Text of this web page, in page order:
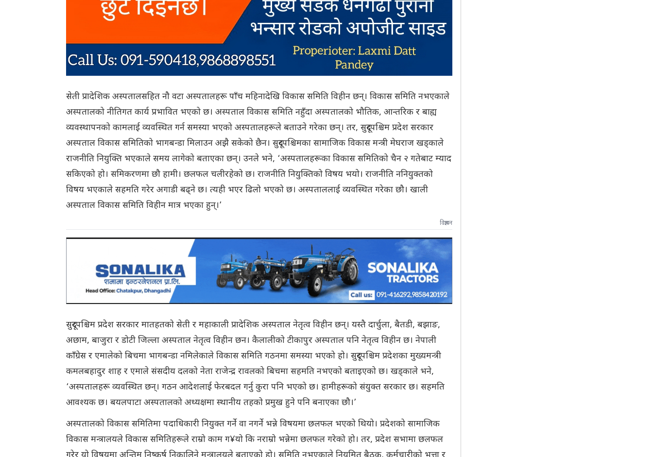
सेती प्रादेशिक अस्पतालसहित नौ वटा अस्पतालहरू पाँच महिनादेखि विकास समिति विहीन छन्। विकास समिति नभएकाले
अस्पतालको नीतिगत कार्य प्रभावित भएको छ। अस्पताल विकास समिति नहुँदा अस्पतालको भौतिक, आन्तरिक र बाह्य
व्यवस्थापनको कामलाई व्यवस्थित गर्न समस्या भएको अस्पतालहरूले बताउने गरेका छन्। तर, सुदूरपश्चिम प्रदेश सरकार
अस्पताल विकास समितिको भागबन्डा मिलाउन अझै सकेको छैन। सुदूरपश्चिमका सामाजिक विकास मन्त्री मेघराज खड्काले
राजनीति नियुक्ति भएकाले समय लागेको बताएका छन्। उनले भने, ‘अस्पतालहरूका विकास समितिको चैन २ गतेबाट म्याद
सकिएको हो। समिकरणमा छौ हामी। छलफल चलीरहेको छ। राजनीति नियुक्तिको विषय भयो। राजनीति ननियुक्तको
विषय भएकाले सहमति गरेर अगाडी बढ्ने छ। त्यही भएर ढिलो भएको छ। अस्पताललाई व्यवस्थित गरेका छौ। खाली
अस्पताल विकास समिति विहीन मात्र भएका हुन्।’
विज्ञापन
सुदूरपश्चिम प्रदेश सरकार मातहतको सेती र महाकाली प्रादेशिक अस्पताल नेतृत्व विहीन छन्। यस्तै दार्चुला, बैतडी, बझाङ,
अछाम, बाजुरा र डोटी जिल्ला अस्पताल नेतृत्व विहीन छन। कैलालीको टीकापुर अस्पताल पनि नेतृत्व विहीन छ। नेपाली
काँग्रेस र एमालेको बिचमा भागबन्डा नमिलेकाले विकास समिति गठनमा समस्या भएको हो। सुदूरपश्चिम प्रदेशका मुख्यमन्त्री
कमलबहादुर शाह र एमाले संसदीय दलको नेता राजेन्द्र रावलको बिचमा सहमति नभएको बताइएको छ। खड्काले भने,
‘अस्पतालहरू व्यवस्थित छन्। गठन आदेशलाई फेरबदल गर्नु कुरा पनि भएको छ। हामीहरूको संयुक्त सरकार छ। सहमति
आवश्यक छ। बयलपाटा अस्पतालको अध्यक्षमा स्थानीय तहको प्रमुख हुने पनि बनाएका छौ।’
अस्पतालको विकास समितिमा पदाधिकारी नियुक्त गर्ने वा नगर्ने भन्ने विषयमा छलफल भएको थियो। प्रदेशको सामाजिक
विकास मन्त्रालयले विकास समितिहरूले राम्रो काम ग¥यो कि नराम्रो भन्नेमा छलफल गरेको हो। तर, प्रदेश सभामा छलफल